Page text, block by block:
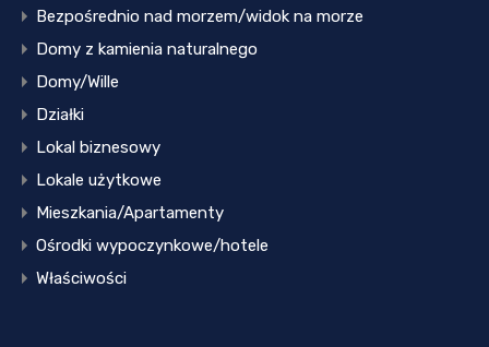
Bezpośrednio nad morzem/widok na morze
Domy z kamienia naturalnego
Domy/Wille
Działki
Lokal biznesowy
Lokale użytkowe
Mieszkania/Apartamenty
Ośrodki wypoczynkowe/hotele
Właściwości